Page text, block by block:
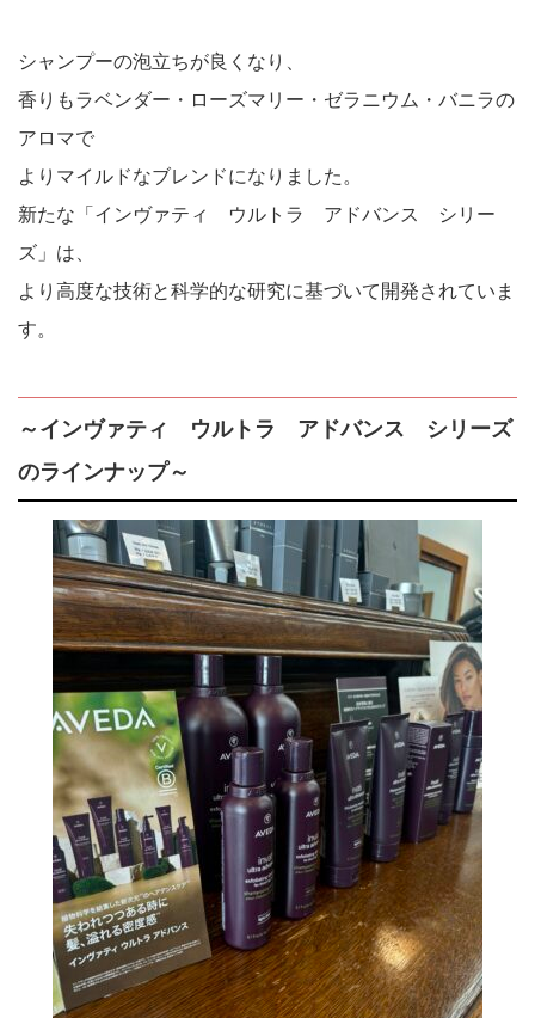
シャンプーの泡立ちが良くなり、
香りもラベンダー・ローズマリー・ゼラニウム・バニラの
アロマで
よりマイルドなブレンドになりました。
新たな「インヴァティ ウルトラ アドバンス シリー
ズ」は、
より高度な技術と科学的な研究に基づいて開発されていま
す。
～インヴァティ ウルトラ アドバンス シリーズ
のラインナップ～